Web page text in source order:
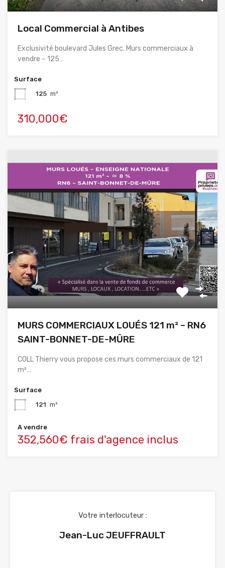
Local Commercial à Antibes
Exclusivité boulevard Jules Grec. Murs commerciaux à
vendre – 125…
Surface
125 m²
310,000€
MURS COMMERCIAUX LOUÉS 121 m² – RN6
SAINT-BONNET-DE-MÛRE
COLL Thierry vous propose ces murs commerciaux de 121
m²…
Surface
121 m²
A vendre
352,560€ frais d'agence inclus
Votre interlocuteur :
Jean-Luc JEUFFRAULT